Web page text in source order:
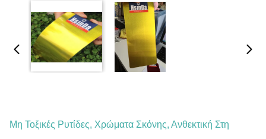
Μη Τοξικές Ρυτίδες, Χρώματα Σκόνης, Ανθεκτική Στη